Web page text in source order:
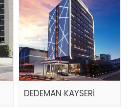
DEDEMAN KAYSERİ